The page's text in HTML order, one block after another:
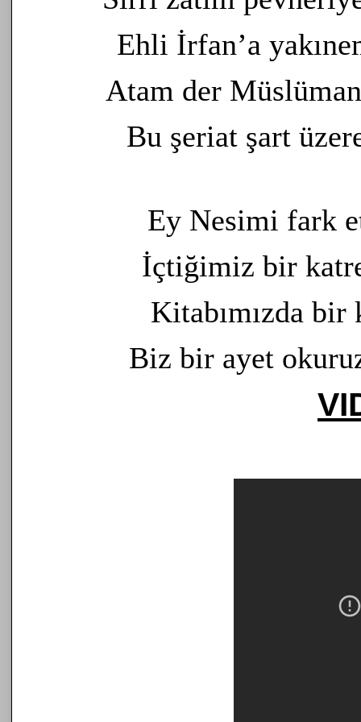
25 Jan 2021 @ Haberler
Alevism - Hünkar H. Bektaş
Alevism - Hünkar H. Bektaş Veli
Ehli İrfan’a
Atam der
Bu şeriat şart
Ey Nesimi fark
İçtiğimiz bir
Kitabımızda bir
Biz bir ayet